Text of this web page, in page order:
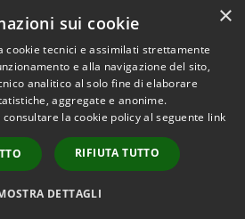
Copyright © 2026 • Comune di
Amelia • Powered by
Municipium•
Accesso
redazione
×
sui cookie
cookie tecnici e assimilati strettamente
e alla navigazione del sito,
analitico al solo fine di elaborare
aggregate e anonime.
la cookie policy al seguente link
RIFIUTA TUTTO
DETTAGLI